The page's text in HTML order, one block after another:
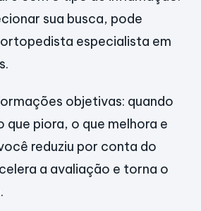
sua busca, pode
especialista em
objetivas: quando
que piora, o que melhora e
reduziu por conta do
a avaliação e torna o